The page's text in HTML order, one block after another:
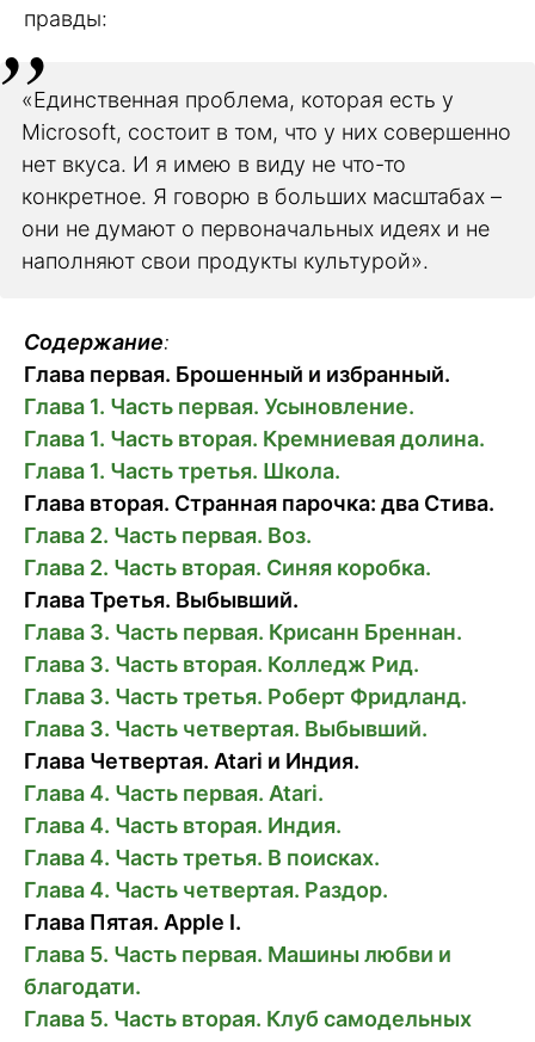
правды:
«Единственная проблема, которая есть у
Microsoft, состоит в том, что у них совершенно
нет вкуса. И я имею в виду не что-то
конкретное. Я говорю в больших масштабах –
они не думают о первоначальных идеях и не
наполняют свои продукты культурой».
Содержание:
Глава первая. Брошенный и избранный.
Глава 1. Часть первая. Усыновление.
Глава 1. Часть вторая. Кремниевая долина.
Глава 1. Часть третья. Школа.
Глава вторая. Странная парочка: два Стива.
Глава 2. Часть первая. Воз.
Глава 2. Часть вторая. Синяя коробка.
Глава Третья. Выбывший.
Глава 3. Часть первая. Крисанн Бреннан.
Глава 3. Часть вторая. Колледж Рид.
Глава 3. Часть третья. Роберт Фридланд.
Глава 3. Часть четвертая. Выбывший.
Глава Четвертая. Atari и Индия.
Глава 4. Часть первая. Atari.
Глава 4. Часть вторая. Индия.
Глава 4. Часть третья. В поисках.
Глава 4. Часть четвертая. Раздор.
Глава Пятая. Apple I.
Глава 5. Часть первая. Машины любви и
благодати.
Глава 5. Часть вторая. Клуб самодельных